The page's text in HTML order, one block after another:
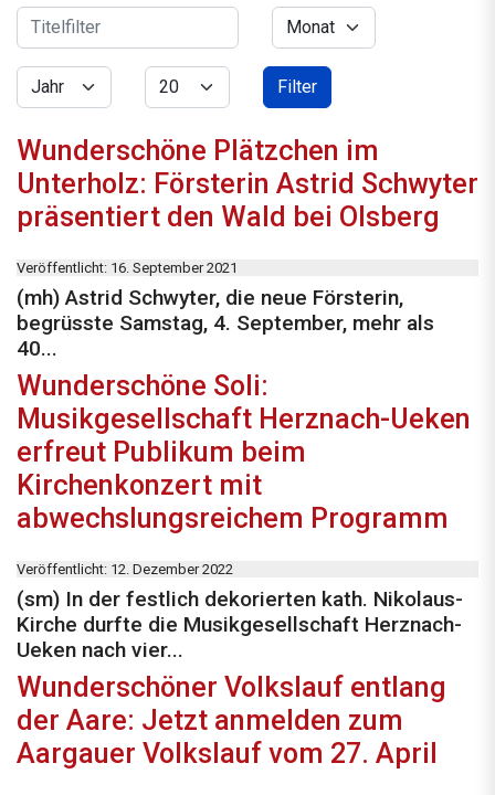
Filter
Titelfilter Monat
Jahr Anzeige #
Filter
Wunderschöne Plätzchen im
Unterholz: Försterin Astrid Schwyter
präsentiert den Wald bei Olsberg
Veröffentlicht: 16. September 2021
(mh) Astrid Schwyter, die neue Försterin,
begrüsste Samstag, 4. September, mehr als
40...
Wunderschöne Soli:
Musikgesellschaft Herznach-Ueken
erfreut Publikum beim
Kirchenkonzert mit
abwechslungsreichem Programm
Veröffentlicht: 12. Dezember 2022
(sm) In der festlich dekorierten kath. Nikolaus-
Kirche durfte die Musikgesellschaft Herznach-
Ueken nach vier...
Wunderschöner Volkslauf entlang
der Aare: Jetzt anmelden zum
Aargauer Volkslauf vom 27. April